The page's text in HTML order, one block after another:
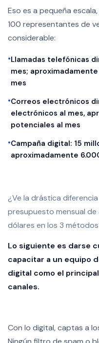
Eso es a pequeña
100 representantes de
considerable:
•Llamadas telefónicas
mes;
mes
•Correos electrónicos
electrónicos al mes,
potenciales al mes
•Campaña digital: 15
aproximadamente
¿Ve la drástica
presupuesto mensual de
dólares en los 3
Lo siguiente es darse
capacitar a un equipo
digital como el
canales.
Con lo digital, captas a